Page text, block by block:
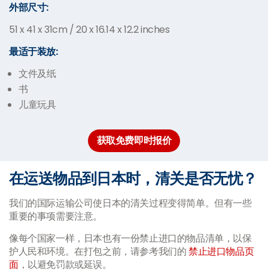
外部尺寸:
51 x 41 x 31cm / 20 x 16.14 x 12.2 inches
最适于装放:
文件及纸
书
儿童玩具
获取免费即时报价
在运送物品到日本时，清关是否无忧？
我们的国际运输公司使日本的清关过程变得简单。但有一些
重要的事项需要注意。
像每个国家一样，日本也有一份禁止进口的物品清单，以保
护人民和环境。在打包之前，请参考我们的禁止进口物品页
面，以避免罚款或延误。